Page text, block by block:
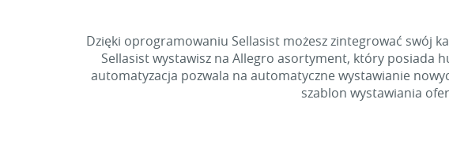
Dzięki oprogramowaniu Sellasist możesz zintegrować swój
Sellasist wystawisz na Allegro asortyment, który posiada
automatyzacja pozwala na automatyczne wystawianie
szablon wystawiania